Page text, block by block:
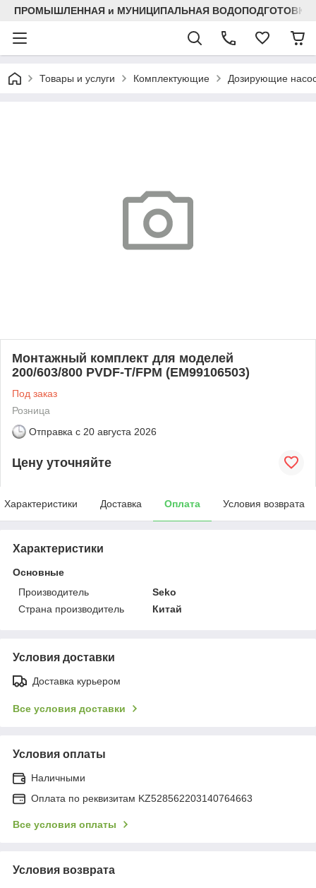
ПРОМЫШЛЕННАЯ и МУНИЦИПАЛЬНАЯ ВОДОПОДГОТОВКА
Товары и услуги Комплектующие Дозирующие
Монтажный комплект для моделей
200/603/800 PVDF-T/FPM (EM99106503)
Под заказ
Розница
Отправка с 20 августа 2026
Цену уточняйте
Характеристики Доставка Оплата Условия возврата
Характеристики
Основные
Производитель
Seko
Страна производитель
Китай
Условия доставки
Доставка курьером
Все условия доставки
Условия оплаты
Наличными
Оплата по реквизитам KZ528562203140764663
Все условия оплаты
Условия возврата